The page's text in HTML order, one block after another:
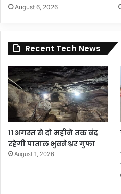
August 6, 2026
Recent Tech News
11 अगस्त से दो महीने तक बंद
रहेगी पाताल भुवनेश्वर गुफा
August 1, 2026